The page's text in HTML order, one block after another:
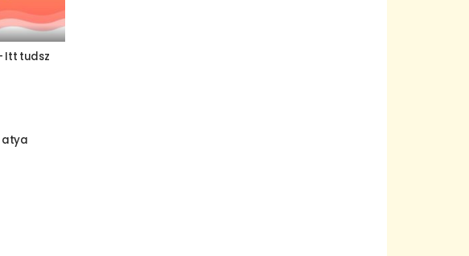
Itt tudsz
atya